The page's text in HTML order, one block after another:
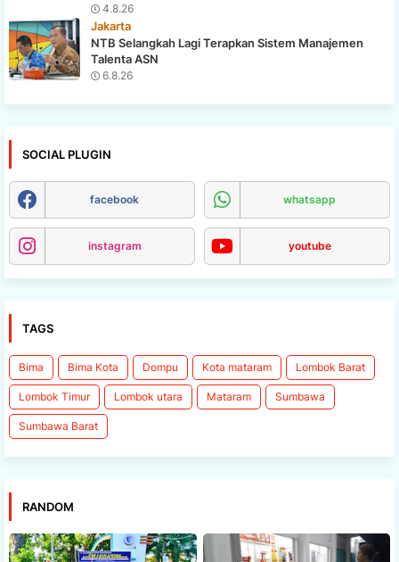
4.8.26
Jakarta
NTB Selangkah Lagi Terapkan Sistem Manajemen
Talenta ASN
6.8.26
SOCIAL PLUGIN
facebook whatsapp
instagram youtube
TAGS
Bima Bima Kota Dompu Kota mataram Lombok Barat
Lombok Timur Lombok utara Mataram Sumbawa
Sumbawa Barat
RANDOM